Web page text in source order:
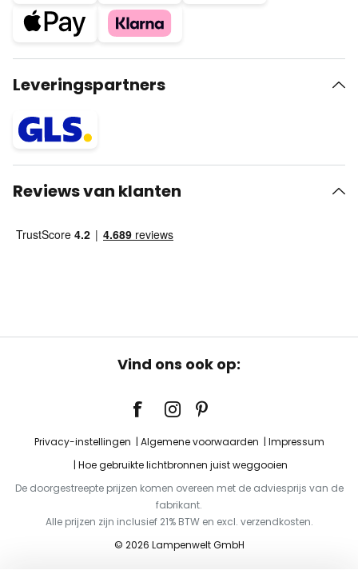
Leveringspartners
Reviews van klanten
Vind ons ook op:
Privacy-instellingen Algemene voorwaarden
Impressum
Hoe gebruikte lichtbronnen juist weggooien
De doorgestreepte prijzen komen overeen met de adviesprijs van de
fabrikant.
Alle prijzen zijn inclusief 21% BTW en excl. verzendkosten.
© 2026 Lampenwelt GmbH